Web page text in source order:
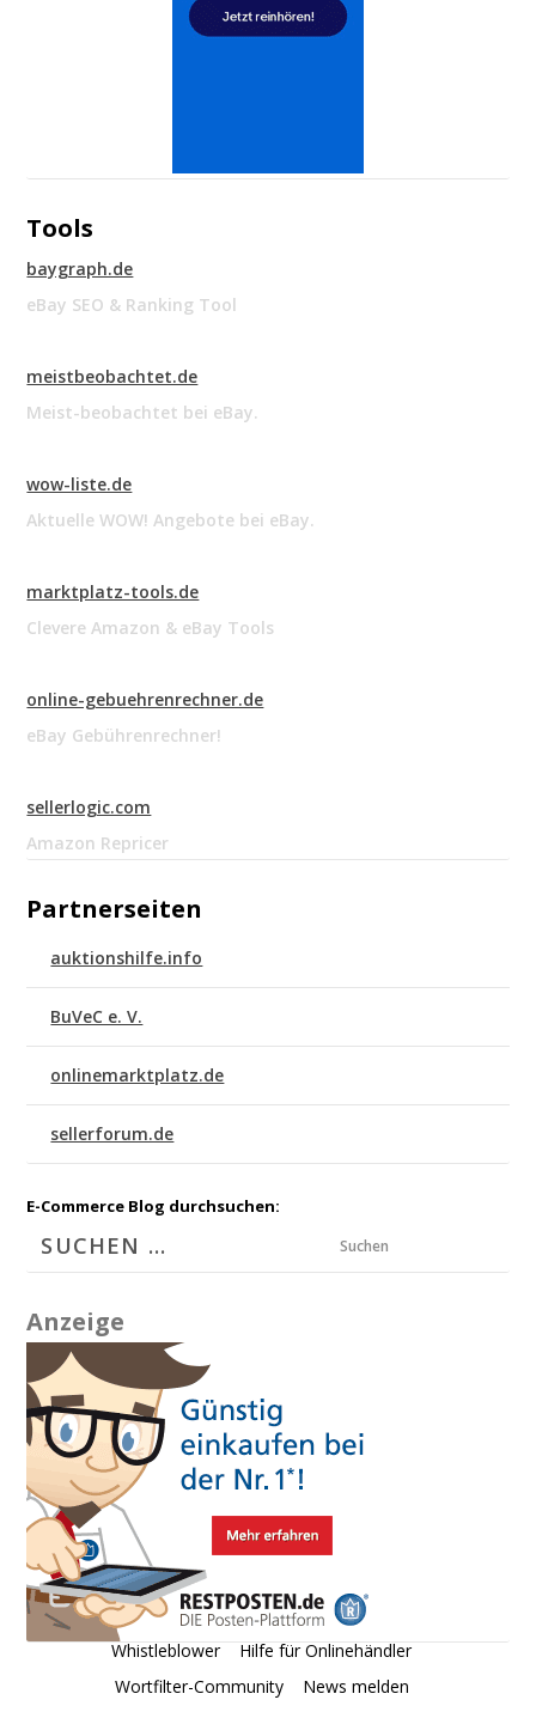
Tools
baygraph.de
eBay SEO & Ranking Tool
meistbeobachtet.de
Meist-beobachtet bei eBay.
wow-liste.de
Aktuelle WOW! Angebote bei eBay.
marktplatz-tools.de
Clevere Amazon & eBay Tools
online-gebuehrenrechner.de
eBay Gebührenrechner!
sellerlogic.com
Amazon Repricer
Partnerseiten
auktionshilfe.info
BuVeC e. V.
onlinemarktplatz.de
sellerforum.de
E-Commerce Blog durchsuchen:
Suchen
Anzeige
Whistleblower
Hilfe für Onlinehändler
Wortfilter-Community
News melden